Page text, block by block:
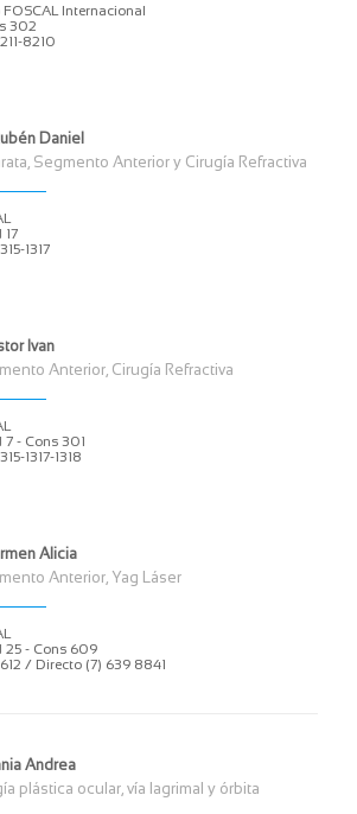
Internacional
302
8210
Daniel
Segmento Anterior y Cirugía Refractiva
17
1317
Ivan
Anterior, Cirugía Refractiva
7 - Cons 301
1317-1318
Alicia
Anterior, Yag Láser
25 - Cons 609
/ Directo (7) 639 8841
Andrea
plástica ocular, vía lagrimal y órbita